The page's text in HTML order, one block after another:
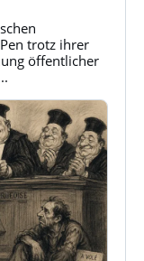
trotz ihrer
öffentlicher